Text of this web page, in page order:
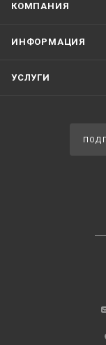
КОМПАНИЯ
ИНФОРМАЦИЯ
УСЛУГИ